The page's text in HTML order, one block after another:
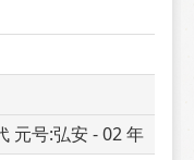
元号:弘安 - 02 年